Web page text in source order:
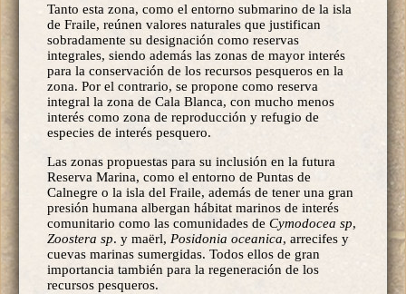
Tanto esta zona, como el entorno submarino de la isla
de Fraile, reúnen valores naturales que justifican
sobradamente su designación como reservas
integrales, siendo además las zonas de mayor interés
para la conservación de los recursos pesqueros en la
zona. Por el contrario, se propone como reserva
integral la zona de Cala Blanca, con mucho menos
interés como zona de reproducción y refugio de
especies de interés pesquero.
Las zonas propuestas para su inclusión en la futura
Reserva Marina, como el entorno de Puntas de
Calnegre o la isla del Fraile, además de tener una gran
presión humana albergan hábitat marinos de interés
comunitario como las comunidades de Cymodocea sp,
Zoostera sp. y maërl, Posidonia oceanica, arrecifes y
cuevas marinas sumergidas. Todos ellos de gran
importancia también para la regeneración de los
recursos pesqueros.